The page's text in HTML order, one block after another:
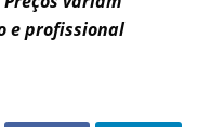
e profissional